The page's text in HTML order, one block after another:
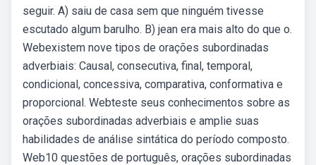
seguir. A) saiu de casa sem que ninguém tivesse
escutado algum barulho. B) jean era mais alto do que o.
Webexistem nove tipos de orações subordinadas
adverbiais: Causal, consecutiva, final, temporal,
condicional, concessiva, comparativa, conformativa e
proporcional. Webteste seus conhecimentos sobre as
orações subordinadas adverbiais e amplie suas
habilidades de análise sintática do período composto.
Web10 questões de português, orações subordinadas